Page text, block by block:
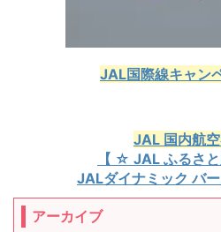
JAL国際線キャン
JAL 国内航
【 ☆ JAL ふるさ
JALダイナミック バ
アーカイブ